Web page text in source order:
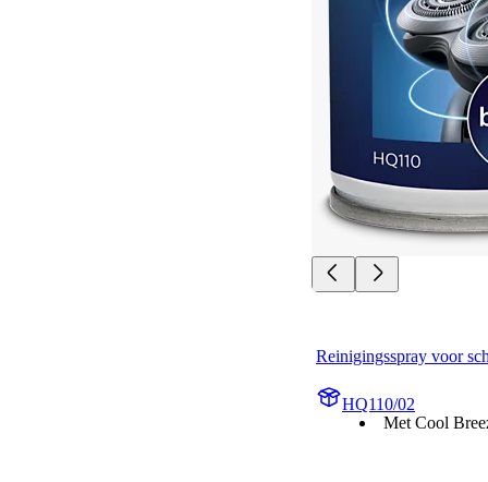
Reinigingsspray voor
HQ110/02
Met Cool